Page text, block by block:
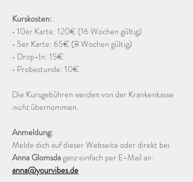
Kurskosten:
• 10er Karte: 120€ (16 Wochen gültig)
• 5er Karte: 65€ (8 Wochen gültig)
• Drop-In: 15€
• Probestunde: 10€
Die Kursgebühren werden von der Krankenkasse
nicht übernommen.
Anmeldung:
Melde dich auf dieser Webseite oder direkt bei
Anna Glomsda ganz einfach per E-Mail an:
anna@yourvibes.de